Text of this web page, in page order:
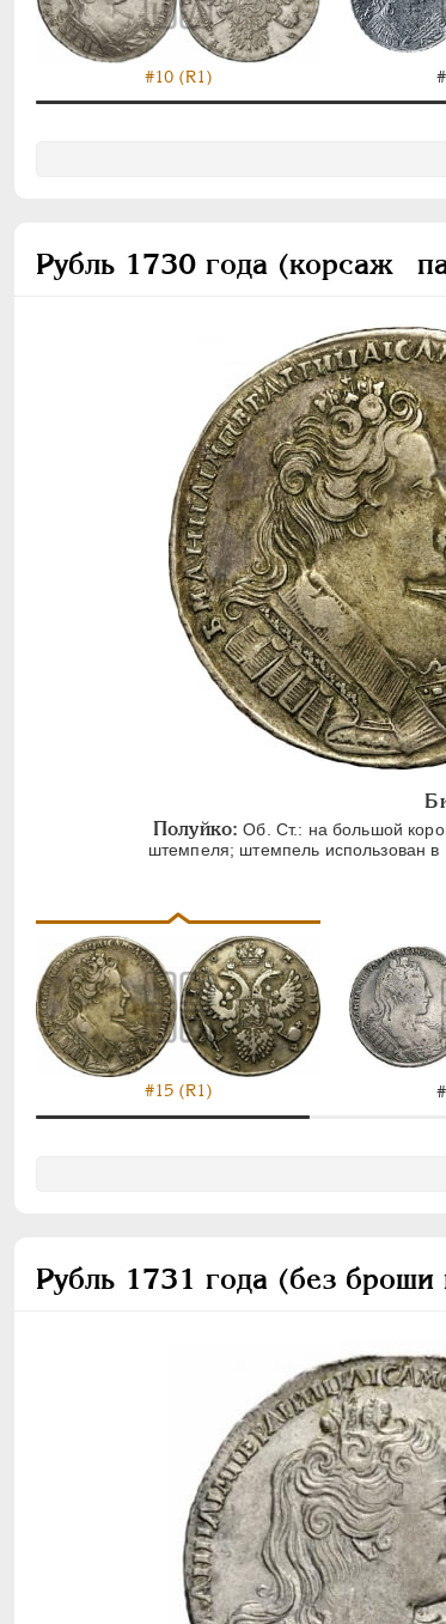
#10 (R1)
Рубль 1730 года (корсаж
Полуйко: Об. Ст.: на большой
штемпеля; штемпель использован
#15 (R1)
Рубль 1731 года (без